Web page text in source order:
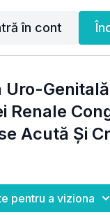
în cont
Renale
Acută Și
pentru a viziona